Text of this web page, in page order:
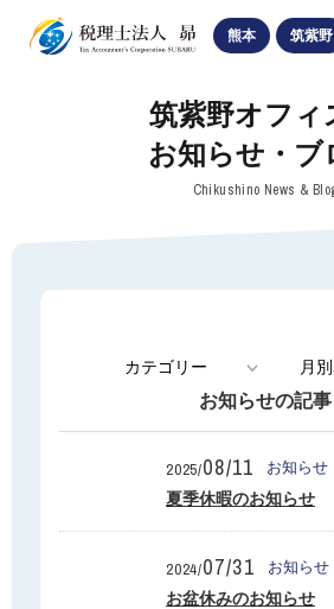
SUBARU 熊本 筑紫野
熊本オフィス
筑紫野オフィス
医業経営関係
熊本オフィスの記事
筑紫野オフィスの記事
SUBARU TIMES
navigation
筑紫野オフィ
お知らせ・ブ
Chikushino News &
お知らせの記事
2025/08/11 お知らせ
夏季休暇のお知らせ
2024/07/31 お知ら
お盆休みのお知らせ